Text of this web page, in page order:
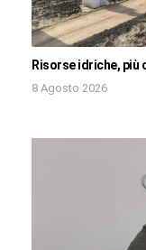
Risorse idriche,
8 Agosto 2026